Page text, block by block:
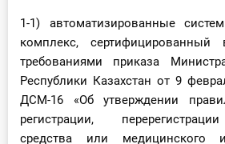
1-1) автоматизированные
комплекс,
требованиями приказа
Республики Казахстан от 9
ДСМ-16 «Об утверждении
регистрации,
средства или медицинского